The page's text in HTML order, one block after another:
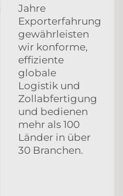
Jahre
Exporterfahrung
gewährleisten
wir konforme,
effiziente
globale
Logistik und
Zollabfertigung
und bedienen
mehr als 100
Länder in über
30 Branchen.